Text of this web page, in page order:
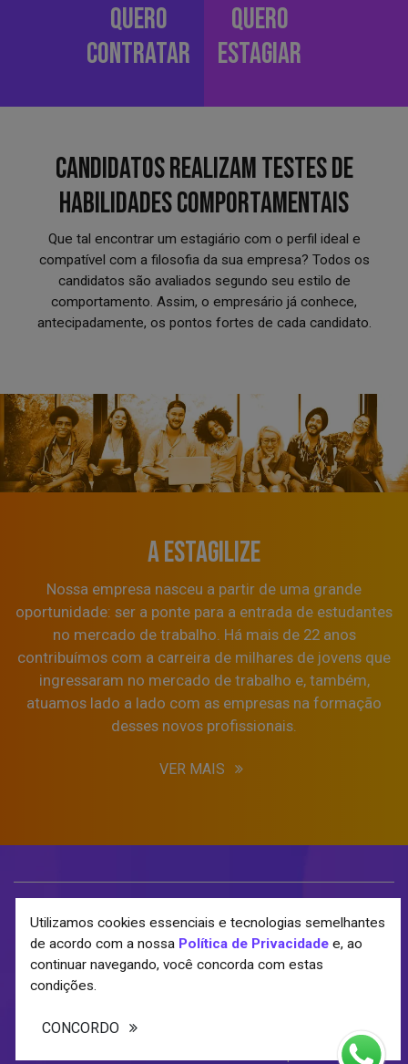
QUERO
CONTRATAR
QUERO
ESTAGIAR
CANDIDATOS REALIZAM TESTES DE
HABILIDADES COMPORTAMENTAIS
Que tal encontrar um estagiário com o perfil ideal e
compatível com a filosofia da sua empresa? Todos os
candidatos são avaliados segundo seu estilo de
comportamento. Assim, o empresário já conhece,
antecipadamente, os pontos fortes de cada candidato.
A ESTAGILIZE
Nossa empresa nasceu a partir de uma grande
oportunidade: ser a ponte para a entrada de estudantes
no mercado de trabalho. Há mais de 22 anos
contribuímos com a carreira de milhares de jovens que
ingressaram no mercado de trabalho e, também,
atuamos lado a lado com as empresas na formação
desses novos profissionais.
VER MAIS
© 2020 . Todos direitos Reservados - Política de Privacidade
Razão Social: ESTAGILIZE & JOBINN LTDA - CNPJ:
Rua Santos Dumont, nº 79 – Bairro Vila Ercilia - Sala 3 - Coworking
Rio Preto – São José do Rio Preto/SP – Cep: 15.013-100
Utilizamos cookies essenciais e tecnologias semelhantes
de acordo com a nossa Política de Privacidadee, ao
continuar navegando, você concorda com estas
condições.
CONCORDO